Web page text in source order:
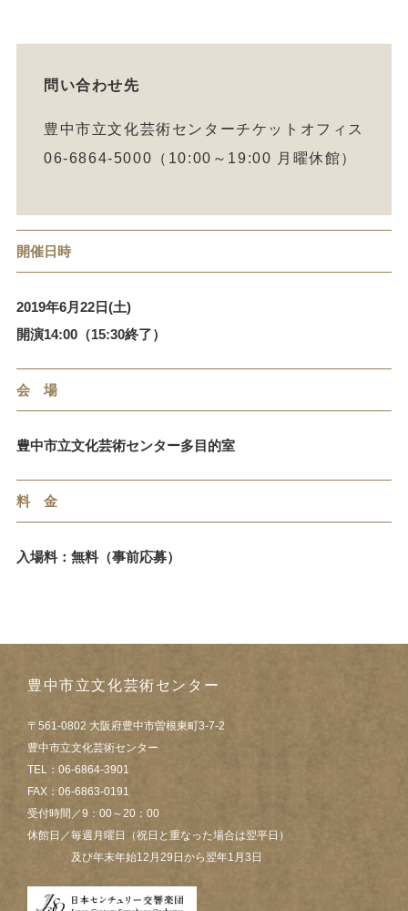
問い合わせ先
豊中市立文化芸術センターチケットオフィス
06-6864-5000（10:00～19:00 月曜休館）
開催日時
2019年6月22日(土)
開演14:00（15:30終了）
会 場
豊中市立文化芸術センター多目的室
料 金
入場料：無料（事前応募）
豊中市立文化芸術センター
〒561-0802 大阪府豊中市曽根東町3-7-2
豊中市立文化芸術センター
TEL：06-6864-3901
FAX：06-6863-0191
受付時間／9：00～20：00
休館日／毎週月曜日（祝日と重なった場合は翌平日）
及び年末年始12月29日から翌年1月3日